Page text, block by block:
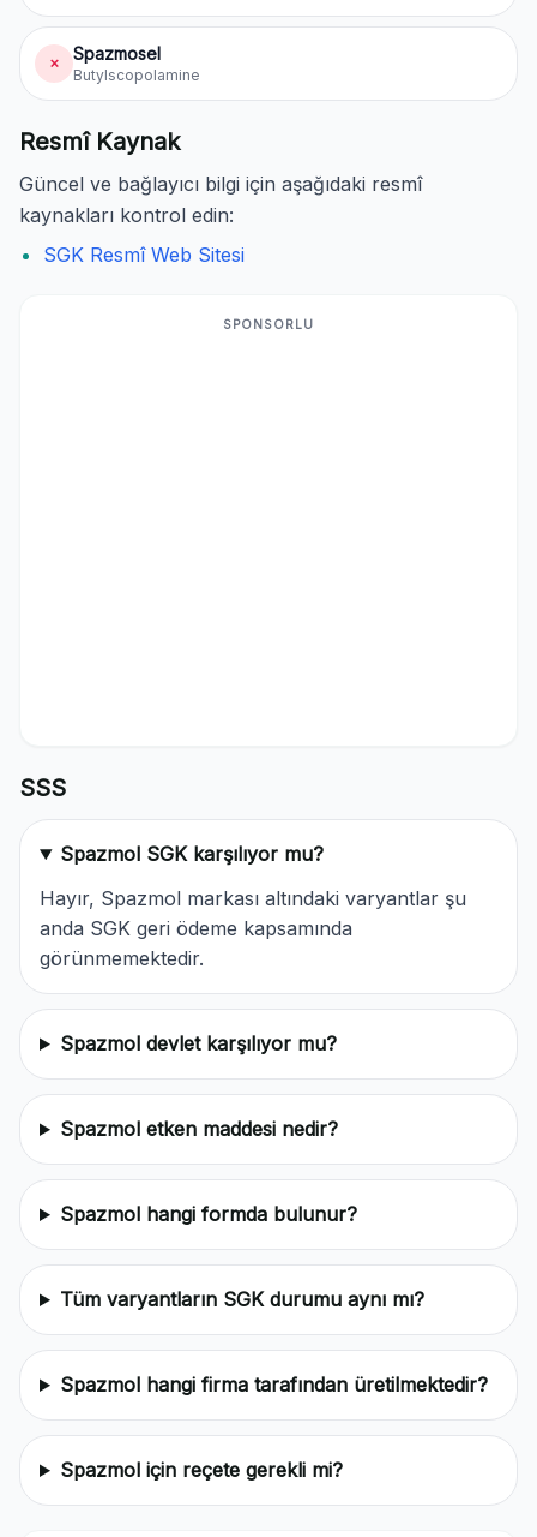
✗ Spazmosel
Butylscopolamine
Resmî Kaynak
Güncel ve bağlayıcı bilgi için aşağıdaki resmî
kaynakları kontrol edin:
SGK Resmî Web Sitesi
SPONSORLU
SSS
Spazmol SGK karşılıyor mu?
Hayır, Spazmol markası altındaki varyantlar şu
anda SGK geri ödeme kapsamında
görünmemektedir.
Spazmol devlet karşılıyor mu?
Spazmol etken maddesi nedir?
Spazmol hangi formda bulunur?
Tüm varyantların SGK durumu aynı mı?
Spazmol hangi firma tarafından üretilmektedir?
Spazmol için reçete gerekli mi?